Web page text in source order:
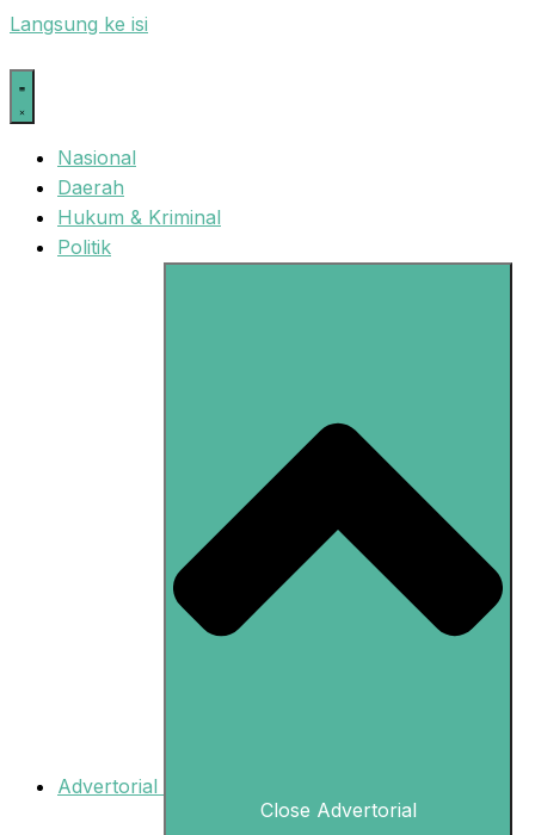
Langsung ke isi
Nasional
Daerah
Hukum & Kriminal
Politik
Advertorial
Close Advertorial